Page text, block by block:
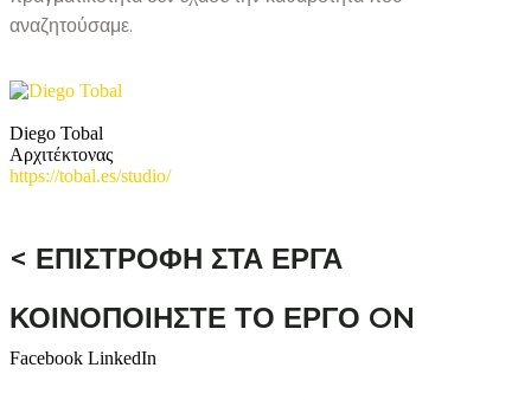
αναζητούσαμε.
Diego Tobal
Αρχιτέκτονας
https://tobal.es/studio/
< ΕΠΙΣΤΡΟΦΗ ΣΤΑ ΕΡΓΑ
ΚΟΙΝΟΠΟΙΗΣΤΕ ΤΟ ΕΡΓΟ ON
Facebook LinkedIn